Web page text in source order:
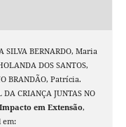
BERNARDO, Maria
DOS SANTOS,
BRANDÃO, Patrícia.
CRIANÇA JUNTAS NO
em Extensão,
em: